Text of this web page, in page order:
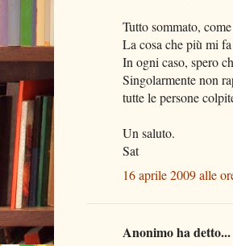
Tutto sommato,
La cosa che più mi
In ogni caso, spero
Singolarmente non
tutte le persone
Un saluto.
Sat
16 aprile 2009 alle
Anonimo ha detto...